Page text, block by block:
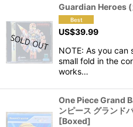
Guardian Heroes (
US$39.99
NOTE: As you can
small fold in the
works…
One Piece Grand
ンピース グランド
[Boxed]